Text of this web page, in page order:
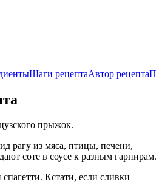
Шаги рецептаАвтор рецепта
прыжок.
рагу из мяса, птицы, печени,
соте в соусе к разным гарнирам.
Кстати, если сливки